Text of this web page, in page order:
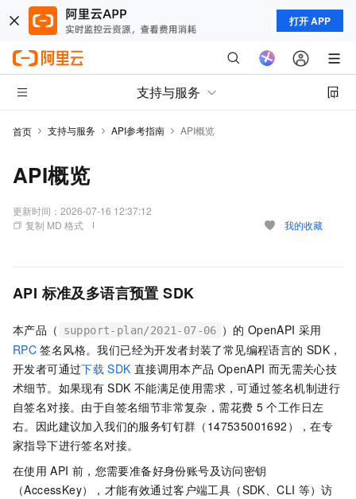
打开 APP
支持与服务
首页 支持与服务 API参考指南 API概览
API概览
更新时间： 2026-07-16 12:37:12
复制 MD 格式
我的收藏
API 标准及多语言预置 SDK
本产品（ support-plan/2021-07-06 ）的 OpenAPI 采用
RPC 签名风格。我们已经为开发者封装了常见编程语言的 SDK，
开发者可通过下载 SDK 直接调用本产品 OpenAPI 而无需关心技
术细节。如果现有 SDK 不能满足使用需求，可通过签名机制进行
自签名对接。由于自签名细节非常复杂，需花费 5 个工作日左
右。因此建议加入我们的服务钉钉群（147535001692），在专
家指导下进行签名对接。
在使用 API 前，您需要准备好身份账号及访问密钥
（AccessKey），才能有效通过客户端工具（SDK、CLI 等）访